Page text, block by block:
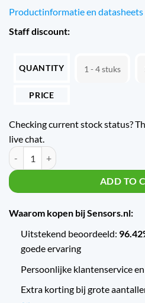
Productinformatie en
Staff discount:
QUANTITY 1 - 4
PRICE
Checking current stock status?
live chat.
Pressostaat KPS-35 G3/8 ext.
ADD TO
Waarom kopen bij Sensors.nl:
Uitstekend beoordeeld:
goede ervaring
Persoonlijke klantenservice
Extra korting bij grote